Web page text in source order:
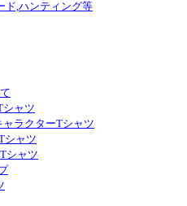
ド,ハンティング等
シャツ
ャラクターTシャツ
シャツ
シャツ